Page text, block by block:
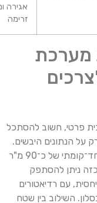
אגירה ומפצל
חשוב להסתכל
היבשים.
דוגמה ראשונה היא זוג צעיר בבית חד־קומתי של כ־90 מ"ר
להסתפק
רדיאטורים
בין שטח